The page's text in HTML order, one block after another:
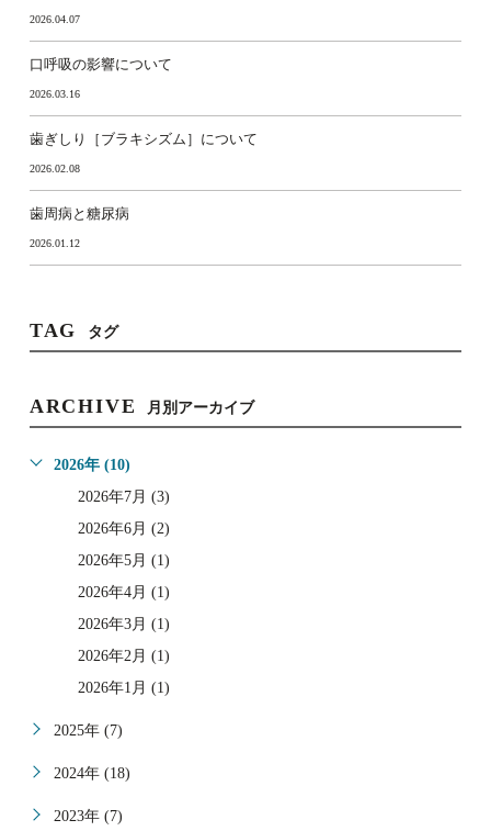
2026.04.07
口呼吸の影響について
2026.03.16
歯ぎしり［ブラキシズム］について
2026.02.08
歯周病と糖尿病
2026.01.12
TAG タグ
ARCHIVE 月別アーカイブ
2026年 (10)
2026年7月 (3)
2026年6月 (2)
2026年5月 (1)
2026年4月 (1)
2026年3月 (1)
2026年2月 (1)
2026年1月 (1)
2025年 (7)
2024年 (18)
2023年 (7)